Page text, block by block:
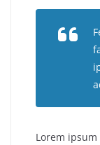
Lorem